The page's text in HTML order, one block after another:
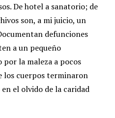
De hotel a sanatorio; de
son, a mi juicio, un
defunciones
a un pequeño
por la maleza a pocos
los cuerpos terminaron
el olvido de la caridad